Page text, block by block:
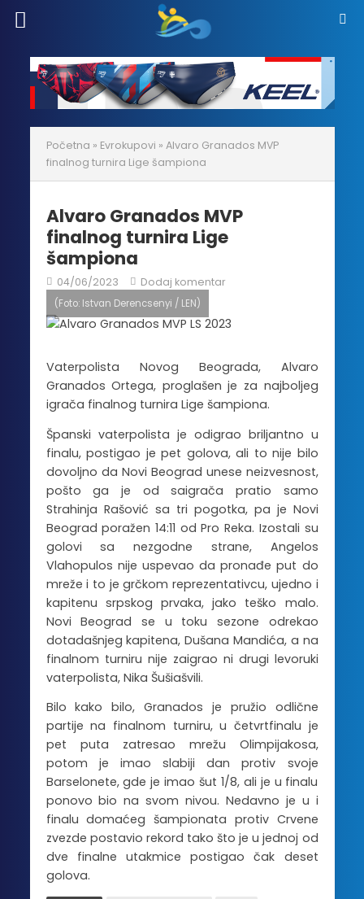
Početna » Evrokupovi » Alvaro Granados MVP
finalnog turnira Lige šampiona
Alvaro Granados MVP
finalnog turnira Lige
šampiona
04/06/2023 Dodaj komentar
(Foto: Istvan Derencsenyi / LEN)
Vaterpolista Novog Beograda, Alvaro
Granados Ortega, proglašen je za najboljeg
igrača finalnog turnira Lige šampiona.
Španski vaterpolista je odigrao briljantno u
finalu, postigao je pet golova, ali to nije bilo
dovoljno da Novi Beograd unese neizvesnost,
pošto ga je od saigrača pratio samo
Strahinja Rašović sa tri pogotka, pa je Novi
Beograd poražen 14:11 od Pro Reka. Izostali su
golovi sa nezgodne strane, Angelos
Vlahopulos nije uspevao da pronađe put do
mreže i to je grčkom reprezentativcu, ujedno i
kapitenu srpskog prvaka, jako teško malo.
Novi Beograd se u toku sezone odrekao
dotadašnjeg kapitena, Dušana Mandića, a na
finalnom turniru nije zaigrao ni drugi levoruki
vaterpolista, Nika Šušiašvili.
Bilo kako bilo, Granados je pružio odlične
partije na finalnom turniru, u četvrtfinalu je
pet puta zatresao mrežu Olimpijakosa,
potom je imao slabiji dan protiv svoje
Barselonete, gde je imao šut 1/8, ali je u finalu
ponovo bio na svom nivou. Nedavno je u i
finalu domaćeg šampionata protiv Crvene
zvezde postavio rekord tako što je u jednoj od
dve finalne utakmice postigao čak deset
golova.